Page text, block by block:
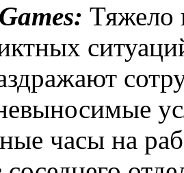
Тяжело
часы на